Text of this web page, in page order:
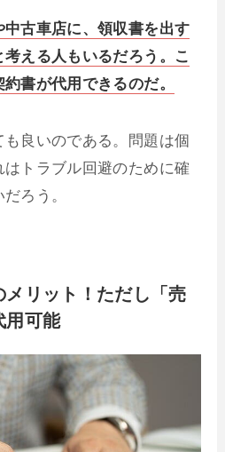
中古車店に、領収書を出す
える人もいるだろう。こ
書が代用できるのだ。
良いのである。問題は個
トラブル回避のために確
ろう。
リット！ただし「売
用可能